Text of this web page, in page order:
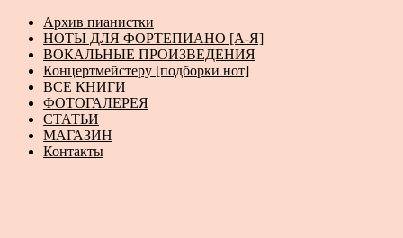
Архив пианистки
НОТЫ ДЛЯ ФОРТЕПИАНО [А-Я]
ВОКАЛЬНЫЕ ПРОИЗВЕДЕНИЯ
Концертмейстеру [подборки нот]
ВСЕ КНИГИ
ФОТОГАЛЕРЕЯ
СТАТЬИ
МАГАЗИН
Контакты